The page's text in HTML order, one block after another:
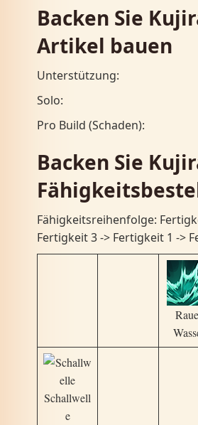
Backen Sie
Artikel bauen
Unterstützung:
Solo:
Pro Build (Schaden):
Backen Sie
Fähigkeitsreihenfolge:
Fertigkeit 3 ​​-> Fertigkeit 1 ->
Schallwell
e